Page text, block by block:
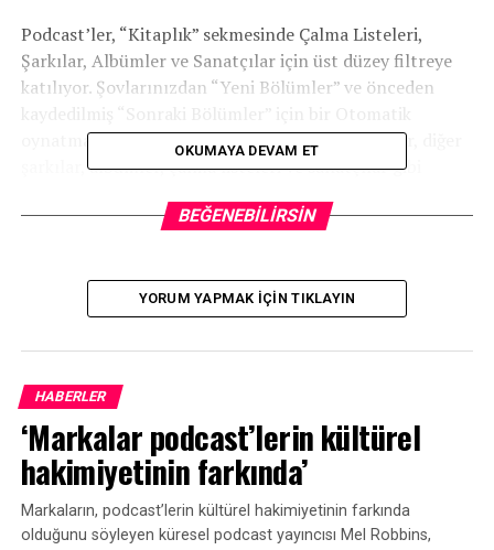
Podcast’ler, “Kitaplık” sekmesinde Çalma Listeleri,
Şarkılar, Albümler ve Sanatçılar için üst düzey filtreye
katılıyor. Şovlarınızdan “Yeni Bölümler” ve önceden
oynatma listesi var. Abone olduğunuz podcast’ler, diğer
şarkılar, albümler, çalma listeleri ve sanatçılar gibi
saniye ileri sarma sunuyor. “Ayrıntıları” göster, alttaki
“Şarkı Sözlerini” değiştirin.
OKUMAYA DEVAM ET
BEĞENEBILIRSIN
YORUM YAPMAK IÇIN TIKLAYIN
HABERLER
‘Markalar podcast’lerin kültürel
hakimiyetinin farkında’
Markaların, podcast’lerin kültürel hakimiyetinin farkında
olduğunu söyleyen küresel podcast yayıncısı Mel Robbins,